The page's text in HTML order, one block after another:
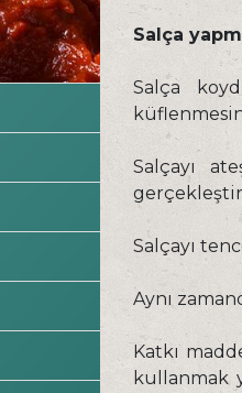
Salça
Salça
Salçayı
Salçayı
Aynı
Katkı
kullanmak